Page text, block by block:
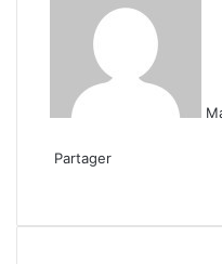
Partager
email